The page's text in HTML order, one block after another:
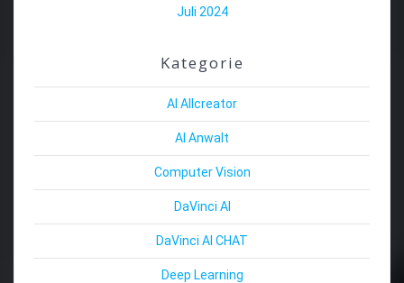
Juli 2024
Kategorie
AI Allcreator
AI Anwalt
Computer Vision
DaVinci AI
DaVinci AI CHAT
Deep Learning